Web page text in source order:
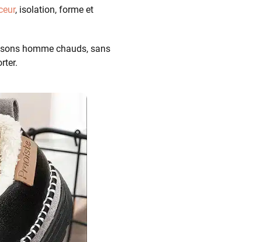
, isolation, forme et
homme chauds, sans